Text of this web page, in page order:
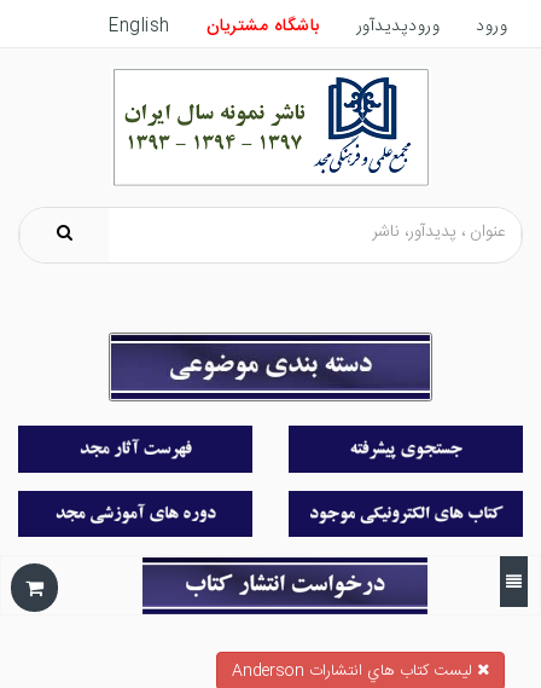
ورود ورودپدیدآور باشگاه مشتریان English
ليست كتاب هاي انتشارات Anderson